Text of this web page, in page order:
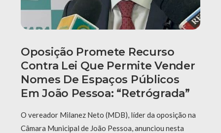
Oposição Promete Recurso
Contra Lei Que Permite Vender
Nomes De Espaços Públicos
Em João Pessoa: “Retrógrada”
O vereador Milanez Neto (MDB), líder da oposição na
Câmara Municipal de João Pessoa, anunciou nesta